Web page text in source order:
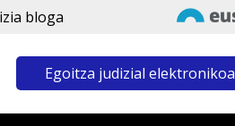
bloga
Egoitza judizial elektronikoa